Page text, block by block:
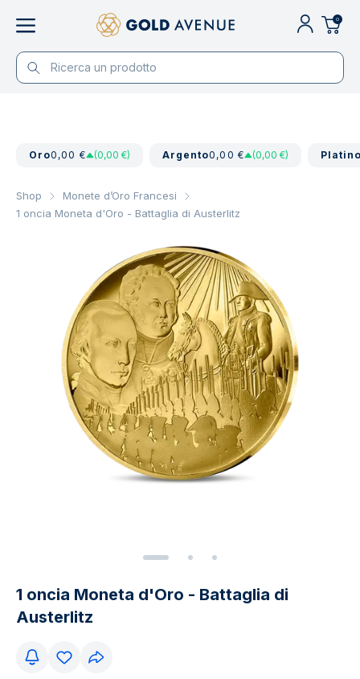
0
Oro0,00 € (0,00 €) Argento0,00 € (0,00 €)
Shop
Monete d’Oro Francesi
1 oncia Moneta d'Oro - Battaglia di Austerlitz
1 oncia Moneta d'Oro - Battaglia di
Austerlitz